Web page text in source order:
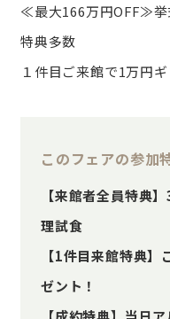
≪最大166万円OFF≫挙
特典多数
１件目ご来館で1万円
このフェアの参加
【来館者全員特典
理試食
【1件目来館特典
ゼント！